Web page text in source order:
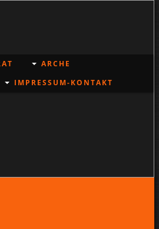
ARCHE
IMPRESSUM-KONTAKT